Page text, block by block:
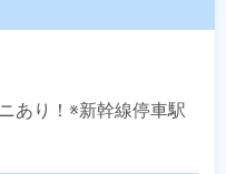
あり！※新幹線停車駅